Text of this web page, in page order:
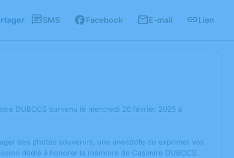
SMS Facebook E-mail Lien
DUBOCS survenu le mercredi 26 février 2025 à
des photos souvenirs, une anecdote ou exprimer vos
dédié à honorer la mémoire de Casimire DUBOCS.